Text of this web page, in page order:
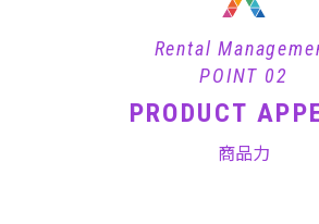
Rental
POINT 02
PRODUCT
商品力